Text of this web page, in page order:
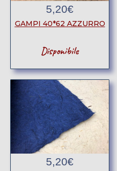
5,20€
GAMPI 40*62 AZZURRO
Disponibile
5,20€